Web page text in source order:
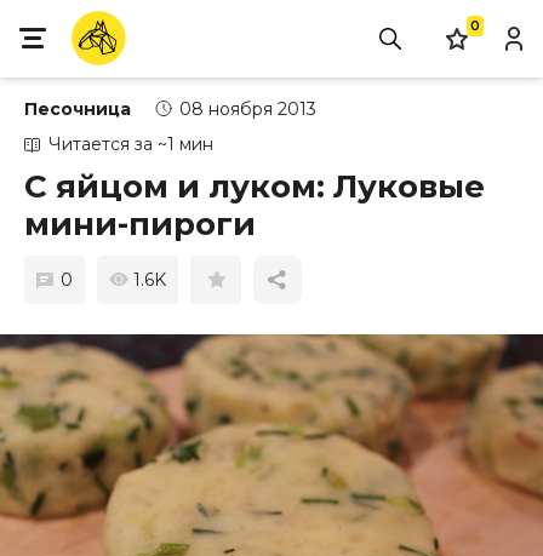
0
Песочница
08 ноября 2013
Читается за ~1 мин
С яйцом и луком: Луковые
мини-пироги
0 1.6K